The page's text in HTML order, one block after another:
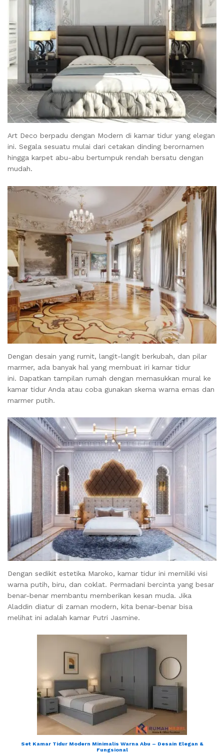
Art Deco berpadu dengan Modern di kamar tidur yang elegan
ini. Segala sesuatu mulai dari cetakan dinding berornamen
hingga karpet abu-abu bertumpuk rendah bersatu dengan
mudah.
Dengan desain yang rumit, langit-langit berkubah, dan pilar
marmer, ada banyak hal yang membuat iri kamar tidur
ini. Dapatkan tampilan rumah dengan memasukkan mural ke
kamar tidur Anda atau coba gunakan skema warna emas dan
marmer putih.
Dengan sedikit estetika Maroko, kamar tidur ini memiliki visi
warna putih, biru, dan coklat. Permadani bercinta yang besar
benar-benar membantu memberikan kesan muda. Jika
Aladdin diatur di zaman modern, kita benar-benar bisa
melihat ini adalah kamar Putri Jasmine.
Set Kamar Tidur Modern Minimalis Warna Abu – Desain Elegan &
Fungsional